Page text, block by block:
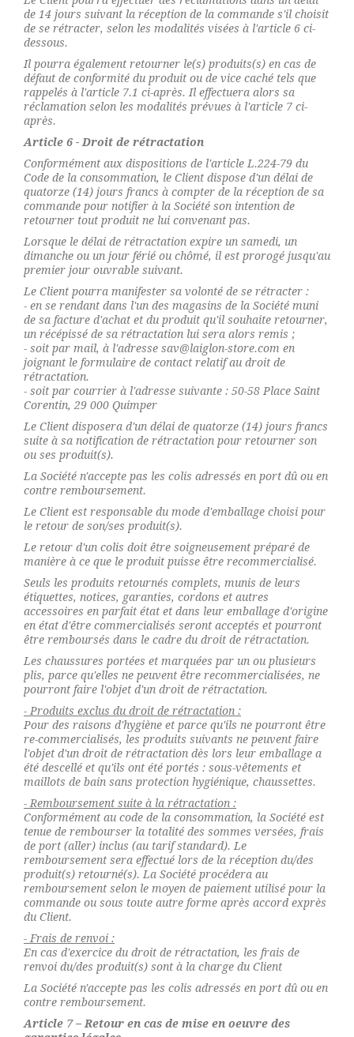
de 14 jours suivant la réception de la commande s'il choisit
de se rétracter, selon les modalités visées à l'article 6 ci-
dessous.
Il pourra également retourner le(s) produits(s) en cas de
défaut de conformité du produit ou de vice caché tels que
rappelés à l'article 7.1 ci-après. Il effectuera alors sa
réclamation selon les modalités prévues à l'article 7 ci-
après.
Article 6 - Droit de rétractation
Conformément aux dispositions de l'article L.224-79 du
Code de la consommation, le Client dispose d'un délai de
quatorze (14) jours francs à compter de la réception de sa
commande pour notifier à la Société son intention de
retourner tout produit ne lui convenant pas.
Lorsque le délai de rétractation expire un samedi, un
dimanche ou un jour férié ou chômé, il est prorogé jusqu'au
premier jour ouvrable suivant.
Le Client pourra manifester sa volonté de se rétracter :
- en se rendant dans l'un des magasins de la Société muni
de sa facture d'achat et du produit qu'il souhaite retourner,
un récépissé de sa rétractation lui sera alors remis ;
- soit par mail, à l'adresse sav@laiglon-store.com en
joignant le formulaire de contact relatif au droit de
rétractation.
- soit par courrier à l'adresse suivante : 50-58 Place Saint
Corentin, 29 000 Quimper
Le Client disposera d'un délai de quatorze (14) jours francs
suite à sa notification de rétractation pour retourner son
ou ses produit(s).
La Société n'accepte pas les colis adressés en port dû ou en
contre remboursement.
Le Client est responsable du mode d'emballage choisi pour
le retour de son/ses produit(s).
Le retour d'un colis doit être soigneusement préparé de
manière à ce que le produit puisse être recommercialisé.
Seuls les produits retournés complets, munis de leurs
étiquettes, notices, garanties, cordons et autres
accessoires en parfait état et dans leur emballage d'origine
en état d'être commercialisés seront acceptés et pourront
être remboursés dans le cadre du droit de rétractation.
Les chaussures portées et marquées par un ou plusieurs
plis, parce qu'elles ne peuvent être recommercialisées, ne
pourront faire l'objet d'un droit de rétractation.
- Produits exclus du droit de rétractation :
Pour des raisons d'hygiène et parce qu'ils ne pourront être
re-commercialisés, les produits suivants ne peuvent faire
l'objet d'un droit de rétractation dès lors leur emballage a
été descellé et qu'ils ont été portés : sous-vêtements et
maillots de bain sans protection hygiénique, chaussettes.
- Remboursement suite à la rétractation :
Conformément au code de la consommation, la Société est
tenue de rembourser la totalité des sommes versées, frais
de port (aller) inclus (au tarif standard). Le
remboursement sera effectué lors de la réception du/des
produit(s) retourné(s). La Société procédera au
remboursement selon le moyen de paiement utilisé pour la
commande ou sous toute autre forme après accord exprès
du Client.
- Frais de renvoi :
En cas d'exercice du droit de rétractation, les frais de
renvoi du/des produit(s) sont à la charge du Client
La Société n'accepte pas les colis adressés en port dû ou en
contre remboursement.
Article 7 – Retour en cas de mise en oeuvre des